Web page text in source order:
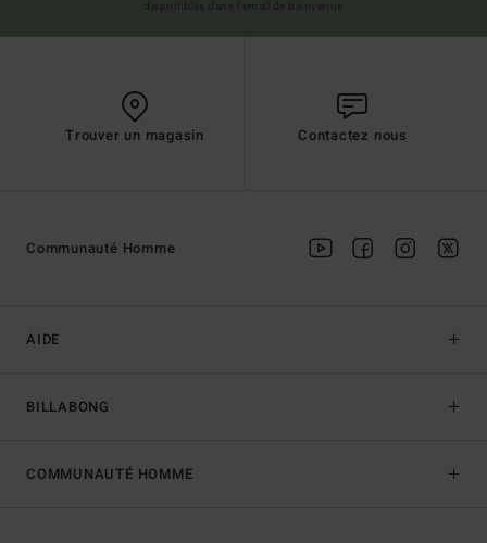
Trouver un magasin Contactez nous
AIDE
BILLABONG
Communauté Homme
COMMUNAUTÉ HOMME